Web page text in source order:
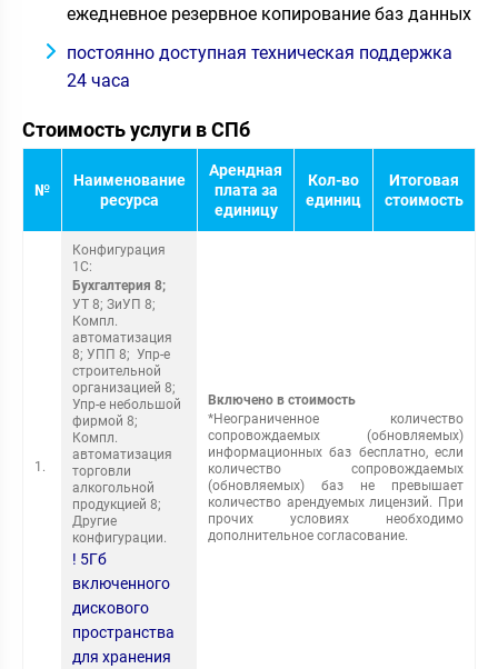
ежедневное резервное копирование баз данных
постоянно доступная техническая поддержка
24 часа
Стоимость услуги в СПб
№
Наименование
ресурса
Арендная
плата за
единицу
Кол-во
единиц
Итоговая
стоимость
1.
Конфигурация
1С:
Бухгалтерия 8;
УТ 8; ЗиУП 8;
Компл.
автоматизация
8; УПП 8; Упр-е
строительной
организацией 8;
Упр-е небольшой
фирмой 8;
Компл.
автоматизация
торговли
алкогольной
продукцией 8;
Другие
конфигурации.
! 5Гб
включенного
дискового
пространства
для хранения
Включено в стоимость
*Неограниченное количество
сопровождаемых (обновляемых)
информационных баз бесплатно, если
количество сопровождаемых
(обновляемых) баз не превышает
количество арендуемых лицензий. При
прочих условиях необходимо
дополнительное согласование.